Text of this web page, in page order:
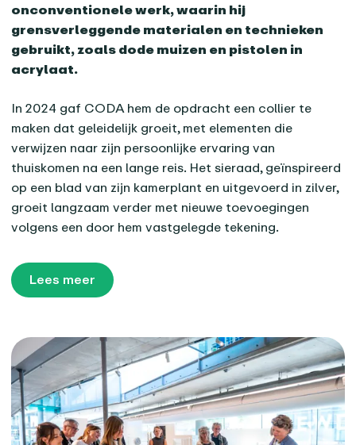
onconventionele werk, waarin hij
grensverleggende materialen en technieken
gebruikt, zoals dode muizen en pistolen in
acrylaat.
In 2024 gaf CODA hem de opdracht een collier te
maken dat geleidelijk groeit, met elementen die
verwijzen naar zijn persoonlijke ervaring van
thuiskomen na een lange reis. Het sieraad, geïnspireerd
op een blad van zijn kamerplant en uitgevoerd in zilver,
groeit langzaam verder met nieuwe toevoegingen
volgens een door hem vastgelegde tekening.
Lees meer